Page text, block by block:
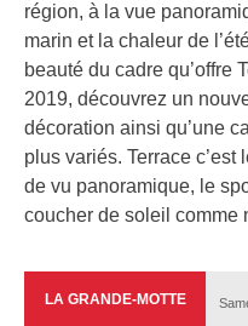
région, à la vue
marin et la chaleur de
beauté du cadre qu’offre
2019, découvrez un
décoration ainsi qu’une
plus variés. Terrace
de vu panoramique, le
coucher de soleil comme